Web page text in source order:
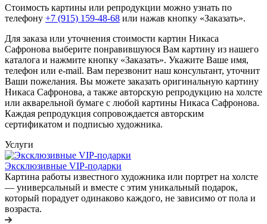
Стоимость картины или репродукции можно узнать по
телефону +7 (915) 159-48-68 или нажав кнопку «Заказать».
Для заказа или уточнения стоимости картин Никаса
Сафронова выберите понравившуюся Вам картину из нашего
каталога и нажмите кнопку «Заказать». Укажите Ваше имя,
телефон или e-mail. Вам перезвонит наш консультант, уточнит
Ваши пожелания. Вы можете заказать оригинальную картину
Никаса Сафронова, а также авторскую репродукцию на холсте
или акварельной бумаге с любой картины Никаса Сафронова.
Каждая репродукция сопровождается авторским
сертификатом и подписью художника.
Услуги
Эксклюзивные VIP-подарки
Картина работы известного художника или портрет на холсте
— универсальный и вместе с этим уникальный подарок,
который порадует одинаково каждого, не зависимо от пола и
возраста.